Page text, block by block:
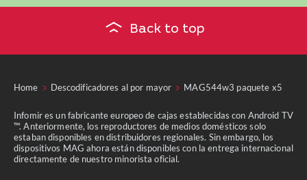
Back to top
Home Descodificadores al por mayor MAG544w3 paquete x5
Infomir es un fabricante europeo de cajas establecidas con Android TV
™. Anteriormente, los reproductores de medios domésticos solo
estaban disponibles en distribuidores regionales. Sin embargo, los
dispositivos MAG ahora están disponibles con la entrega internacional
directamente de nuestro minorista oficial.